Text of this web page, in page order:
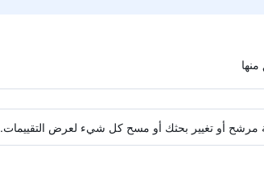
مرشح أو تغيير بحثك أو مسح كل شيء لعرض التقييمات.